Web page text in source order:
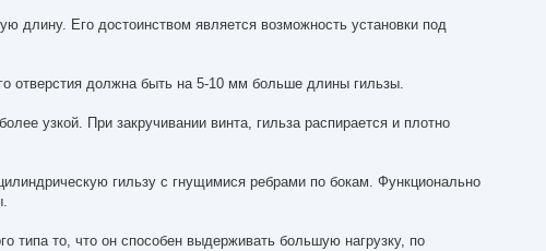
длину. Его достоинством является возможность установки под
отверстия должна быть на 5-10 мм больше длины гильзы.
узкой. При закручивании винта, гильза распирается и плотно
гильзу с гнущимися ребрами по бокам. Функционально
типа то, что он способен выдерживать большую нагрузку, по